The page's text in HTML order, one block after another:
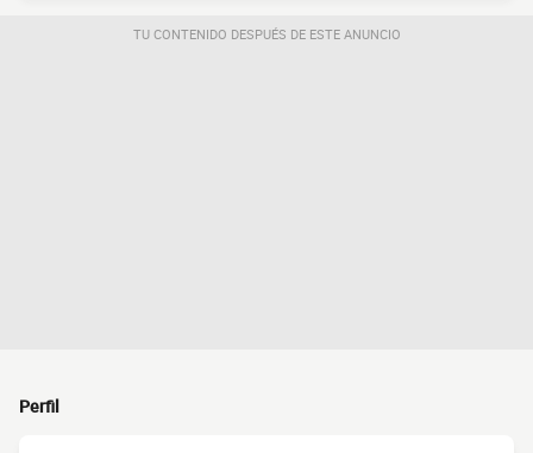
TU CONTENIDO DESPUÉS DE ESTE ANUNCIO
Perfil